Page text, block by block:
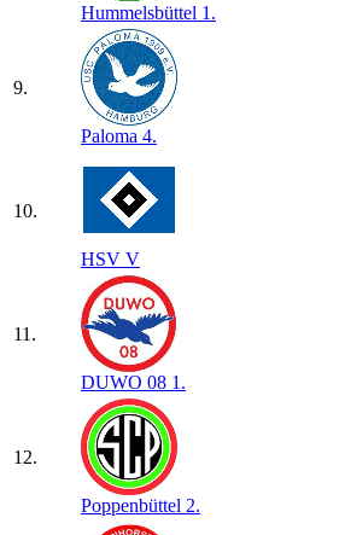
Hummelsbüttel 1.
9.
Paloma 4.
10.
HSV V
11.
DUWO 08 1.
12.
Poppenbüttel 2.